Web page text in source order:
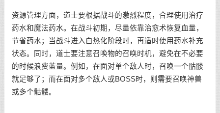
资源管理方面，道士要根据战斗的激烈程度，合理使用治疗
药水和魔法药水。在战斗初期，尽量依靠治愈术恢复血量，
节省药水；当战斗进入白热化阶段时，再适时使用药水补充
状态。同时，道士要注意召唤物的召唤时机，避免在不必要
的时候浪费蓝量。例如，在面对单个敌人时，召唤一个骷髅
就足够了；而在面对多个敌人或BOSS时，则需要召唤神兽
或多个骷髅。